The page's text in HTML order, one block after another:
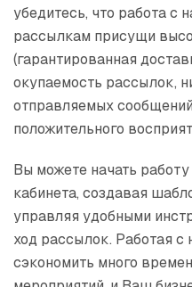
убедитесь, что работа
рассылкам присущи
(гарантированная
окупаемость рассылок,
отправляемых
положительного
Вы можете начать работу
кабинета, создавая
управляя удобными
ход рассылок. Работая
сэкономить много